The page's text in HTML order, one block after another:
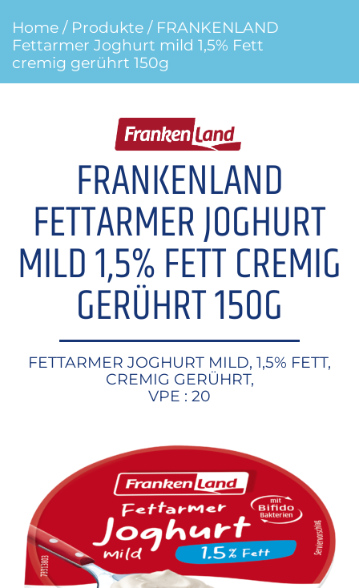
Home / Produkte / FRANKENLAND
Fettarmer Joghurt mild 1,5% Fett
cremig gerührt 150g
FRANKENLAND
FETTARMER JOGHURT
MILD 1,5% FETT CREMIG
GERÜHRT 150G
FETTARMER JOGHURT MILD, 1,5% FETT,
CREMIG GERÜHRT,
VPE : 20